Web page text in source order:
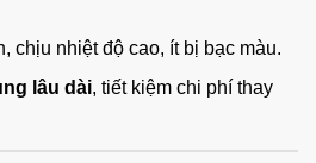
chịu nhiệt độ cao, ít bị bạc màu.
lâu dài, tiết kiệm chi phí thay